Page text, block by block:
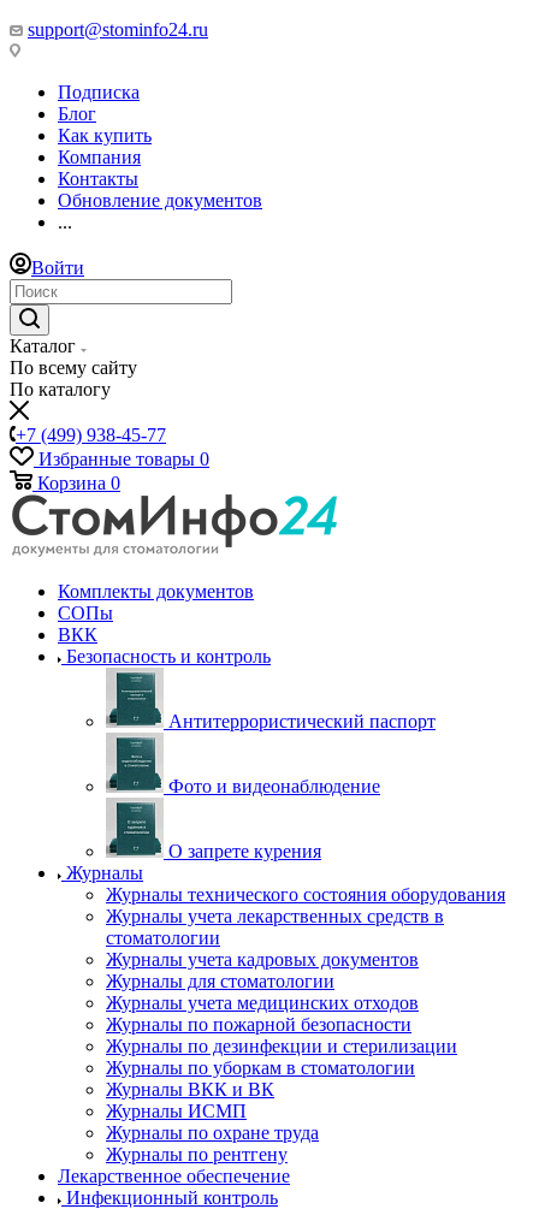
support@stominfo24.ru
Подписка
Блог
Как купить
Компания
Контакты
Обновление документов
...
Войти
Каталог
По всему сайту
По каталогу
+7 (499) 938-45-77
Избранные товары 0
Корзина 0
Комплекты документов
СОПы
ВКК
Безопасность и контроль
Антитеррористический паспорт
Фото и видеонаблюдение
О запрете курения
Журналы
Журналы технического состояния оборудования
Журналы учета лекарственных средств в
стоматологии
Журналы учета кадровых документов
Журналы для стоматологии
Журналы учета медицинских отходов
Журналы по пожарной безопасности
Журналы по дезинфекции и стерилизации
Журналы по уборкам в стоматологии
Журналы ВКК и ВК
Журналы ИСМП
Журналы по охране труда
Журналы по рентгену
Лекарственное обеспечение
Инфекционный контроль